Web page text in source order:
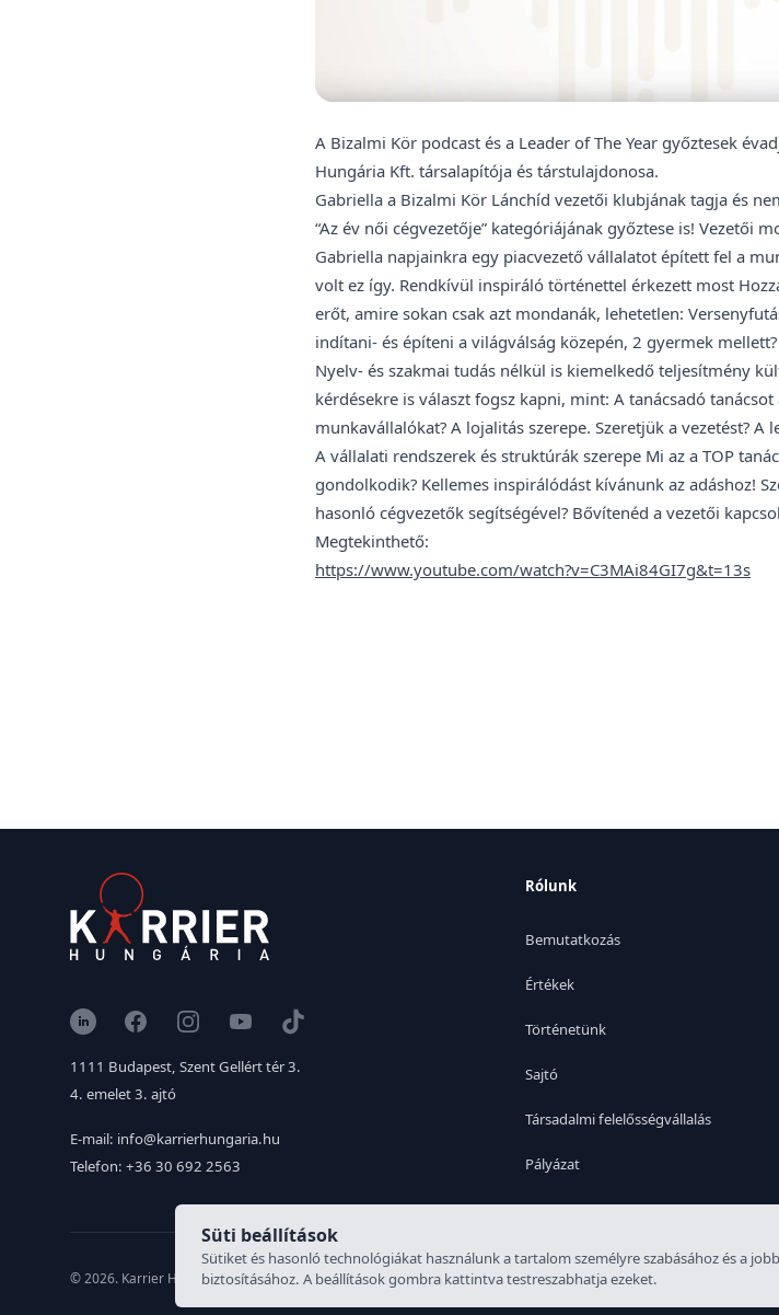
A Bizalmi Kör podcast és a Leader of The Year győztesek
Hungária Kft. társalapítója és társtulajdonosa.
Gabriella a Bizalmi Kör Lánchíd vezetői klubjának tagja és
“Az év női cégvezetője” kategóriájának győztese is! Vezetői
Gabriella napjainkra egy piacvezető vállalatot épített fel a
volt ez így. Rendkívül inspiráló történettel érkezett most
erőt, amire sokan csak azt mondanák, lehetetlen:
indítani- és építeni a világválság közepén, 2 gyermek mellett?
Nyelv- és szakmai tudás nélkül is kiemelkedő teljesítmény
kérdésekre is választ fogsz kapni, mint: A tanácsadó
munkavállalókat? A lojalitás szerepe. Szeretjük a vezetést? A
A vállalati rendszerek és struktúrák szerepe Mi az a TOP
gondolkodik? Kellemes inspirálódást kívánunk az adáshoz!
hasonló cégvezetők segítségével? Bővítenéd a vezetői
Megtekinthető:
https://www.youtube.com/watch?v=C3MAi84GI7g&t=13s
LinkedInFacebookInstagramYouTubeTikTok
1111 Budapest, Szent Gellért tér 3.
4. emelet 3. ajtó
E-mail: info@karrierhungaria.hu
Telefon: +36 30 692 2563
Rólunk
Bemutatkozás
Értékek
Történetünk
Sajtó
Társadalmi felelősségvállalás
Pályázat
© 2026. Karrier Hungária Kft. Minden jog fenntartva. Munkaerő közvetítési engedély: 6926-4/2007-5100-478
Süti beállítások
Sütiket és hasonló technológiákat használunk a tartalom személyre szabásához és a
biztosításához. A beállítások gombra kattintva testreszabhatja ezeket.